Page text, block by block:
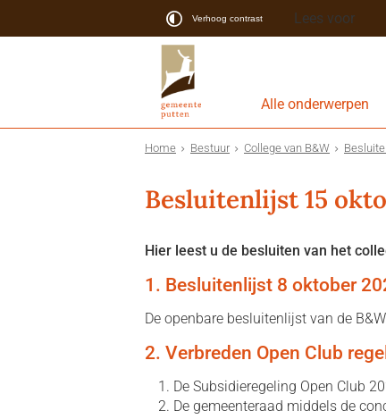
Verhoog contrast Lees voor
Alle onderwerpen
Home Bestuur College van B&W
Besluitenlijst 15
Hier leest u de besluiten van het
1. Besluitenlijst 8 oktober
De openbare besluitenlijst van de
2. Verbreden Open Club
De Subsidieregeling Open Club
De gemeenteraad middels de